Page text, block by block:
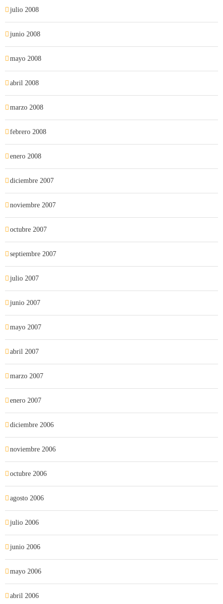
julio 2008
junio 2008
mayo 2008
abril 2008
marzo 2008
febrero 2008
enero 2008
diciembre 2007
noviembre 2007
octubre 2007
septiembre 2007
julio 2007
junio 2007
mayo 2007
abril 2007
marzo 2007
enero 2007
diciembre 2006
noviembre 2006
octubre 2006
agosto 2006
julio 2006
junio 2006
mayo 2006
abril 2006